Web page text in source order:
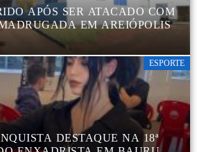
APÓS SER ATACADO COM
EM AREIÓPOLIS
ESPORTE
DESTAQUE NA 18ª